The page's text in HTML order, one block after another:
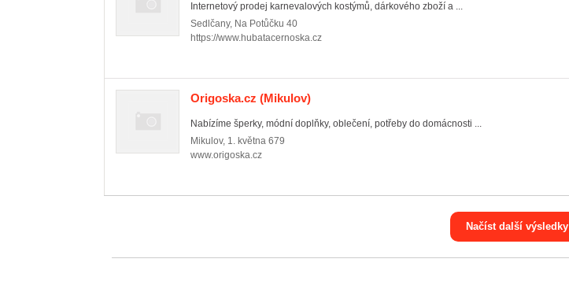
Internetový prodej karnevalových kostýmů, dárkového zboží a ...
Sedlčany, Na Potůčku 40
https://www.hubatacernoska.cz
Origoska.cz (Mikulov)
Nabízíme šperky, módní doplňky, oblečení, potřeby do domácnosti ...
Mikulov, 1. května 679
www.origoska.cz
Načíst další výsledky